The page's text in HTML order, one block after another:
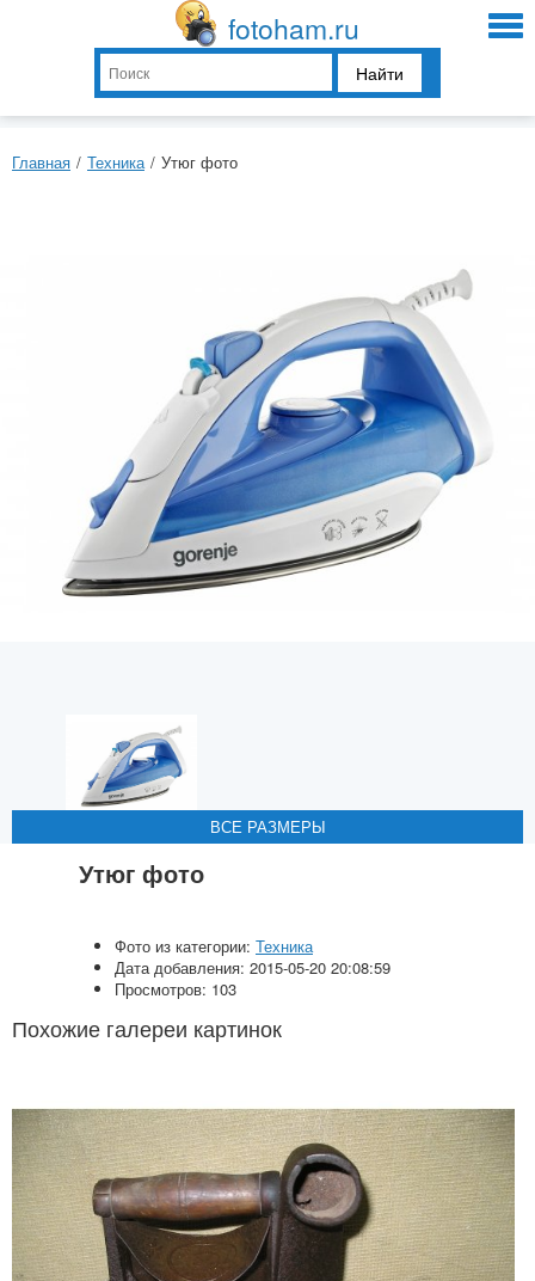
fotoham.ru
Найти
Главная / Техника / Утюг фото
ВСЕ РАЗМЕРЫ
ВСЕ РАЗМЕРЫ
ВСЕ РАЗМЕРЫ
ВСЕ РАЗМЕРЫ
ВСЕ РАЗМЕРЫ
Утюг фото
Фото из категории: Техника
Дата добавления: 2015-05-20 20:08:59
Просмотров: 103
Похожие галереи картинок